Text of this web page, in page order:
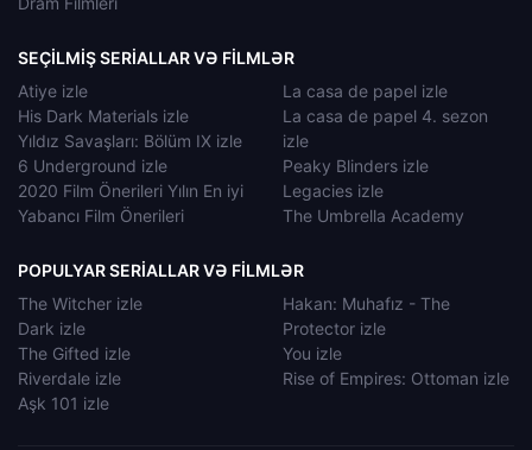
SEÇILMIŞ SERIALLAR VƏ FILMLƏR
Atiye izle
His Dark Materials izle
Yıldız Savaşları: Bölüm IX izle
6 Underground izle
2020 Film Önerileri Yılın En iyi
Yabancı Film Önerileri
La casa de papel izle
La casa de papel 4. sezon
izle
Peaky Blinders izle
Legacies izle
The Umbrella Academy
POPULYAR SERIALLAR VƏ FILMLƏR
The Witcher izle
Dark izle
The Gifted izle
Riverdale izle
Aşk 101 izle
Hakan: Muhafız - The
Protector izle
You izle
Rise of Empires: Ottoman izle